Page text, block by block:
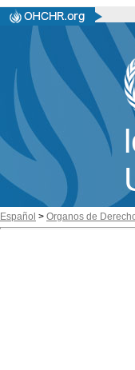
Español > Organos de